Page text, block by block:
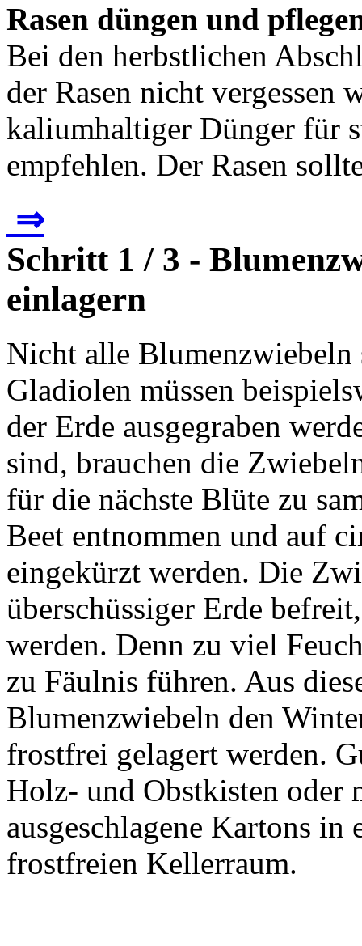
Rasen düngen und
Bei den herbstlichen
der Rasen nicht vergessen
kaliumhaltiger Dünger für
empfehlen. Der Rasen
⇒
Schritt 1 / 3 -
einlagern
Nicht alle
Gladiolen müssen
der Erde ausgegraben
sind, brauchen die
für die nächste Blüte zu
Beet entnommen und auf
eingekürzt werden. Die
überschüssiger Erde
werden. Denn zu viel
zu Fäulnis führen. Aus
Blumenzwiebeln den
frostfrei gelagert werden.
Holz- und Obstkisten oder
ausgeschlagene Kartons
frostfreien Kellerraum.